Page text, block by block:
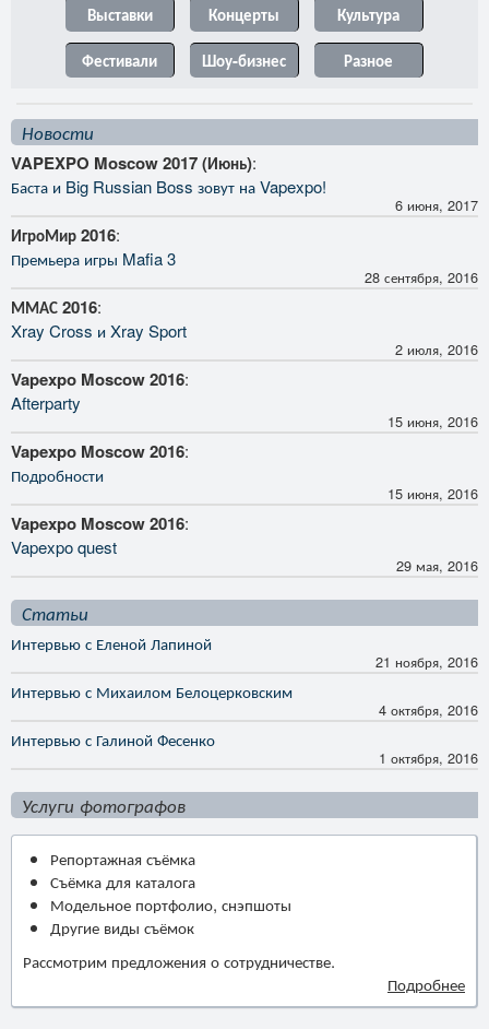
Выставки Концерты
Культура
Фестивали
Шоу-бизнес Разное
Новости
VAPEXPO Moscow 2017 (Июнь):
Баста и Big Russian Boss зовут на Vapexpo!
6 июня, 2017
ИгроМир 2016:
Премьера игры Mafia 3
28 сентября, 2016
ММАС 2016:
Xray Cross и Xray Sport
2 июля, 2016
Vapexpo Moscow 2016:
Afterparty
15 июня, 2016
Vapexpo Moscow 2016:
Подробности
15 июня, 2016
Vapexpo Moscow 2016:
Vapexpo quest
29 мая, 2016
Статьи
Интервью с Еленой Лапиной
21 ноября, 2016
Интервью с Михаилом Белоцерковским
4 октября, 2016
Интервью с Галиной Фесенко
1 октября, 2016
Услуги фотографов
Репортажная съёмка
Съёмка для каталога
Модельное портфолио, снэпшоты
Другие виды съёмок
Рассмотрим предложения о сотрудничестве.
Подробнее